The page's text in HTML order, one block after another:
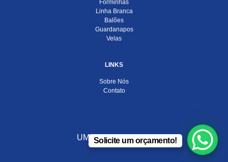
Forminhas
Linha Branca
Balões
Guardanapos
Velas
LINKS
Sobre Nós
Contato
UMA EMPRESA DO
Solicite um orçamento!